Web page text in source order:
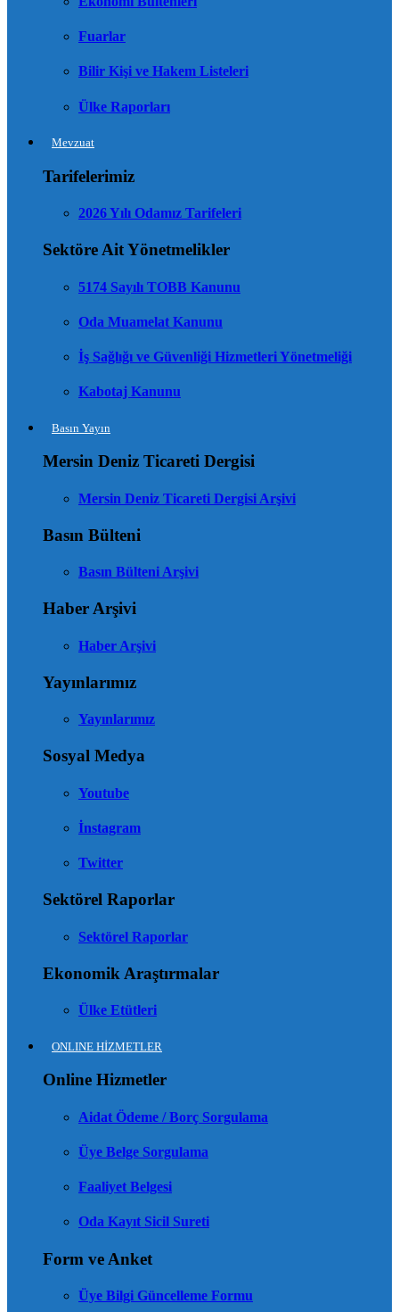
Fuarlar
Bilir Kişi ve Hakem Listeleri
Ülke Raporları
Mevzuat
Tarifelerimiz
2026 Yılı Odamız Tarifeleri
Sektöre Ait Yönetmelikler
5174 Sayılı TOBB Kanunu
Oda Muamelat Kanunu
İş Sağlığı ve Güvenliği Hizmetleri Yönetmeliği
Kabotaj Kanunu
Basın Yayın
Mersin Deniz Ticareti Dergisi
Mersin Deniz Ticareti Dergisi Arşivi
Basın Bülteni
Basın Bülteni Arşivi
Haber Arşivi
Haber Arşivi
Yayınlarımız
Yayınlarımız
Sosyal Medya
Youtube
İnstagram
Twitter
Sektörel Raporlar
Sektörel Raporlar
Ekonomik Araştırmalar
Ülke Etütleri
ONLINE HİZMETLER
Online Hizmetler
Aidat Ödeme / Borç Sorgulama
Üye Belge Sorgulama
Faaliyet Belgesi
Oda Kayıt Sicil Sureti
Form ve Anket
Üye Bilgi Güncelleme Formu